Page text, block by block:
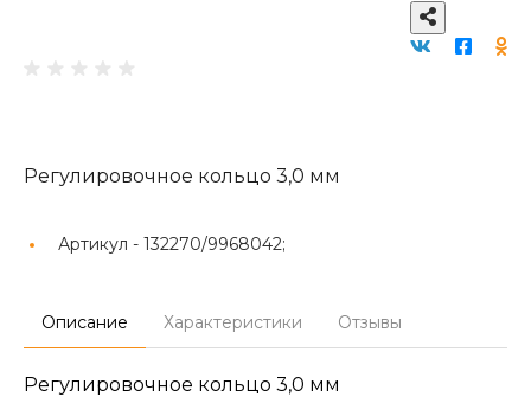
Регулировочное кольцо 3,0 мм
Артикул - 132270/9968042;
Описание Характеристики Отзывы
Регулировочное кольцо 3,0 мм